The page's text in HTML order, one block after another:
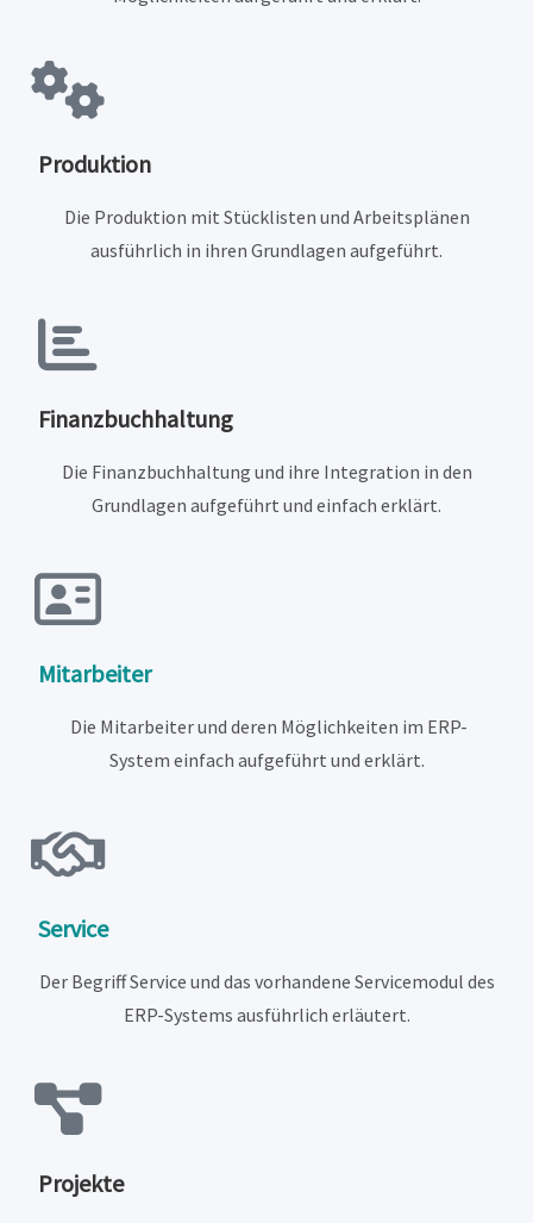
Produktion
Die Produktion mit Stücklisten und Arbeitsplänen
ausführlich in ihren Grundlagen aufgeführt.
Finanzbuchhaltung
Die Finanzbuchhaltung und ihre Integration in den
Grundlagen aufgeführt und einfach erklärt.
Mitarbeiter
Die Mitarbeiter und deren Möglichkeiten im ERP-
System einfach aufgeführt und erklärt.
Service
Der Begriff Service und das vorhandene Servicemodul des
ERP-Systems ausführlich erläutert.
Projekte